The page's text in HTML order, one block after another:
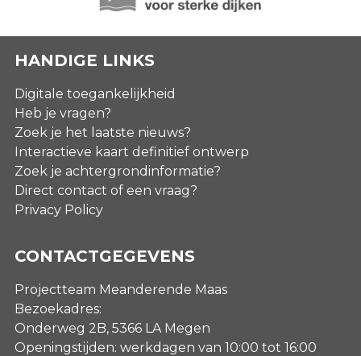
HANDIGE LINKS
Digitale toegankelijkheid
Heb je vragen?
Zoek je het laatste nieuws?
Interactieve kaart definitief ontwerp
Zoek je achtergrondinformatie?
Direct contact of een vraag?
Privacy Policy
CONTACTGEGEVENS
Projectteam Meanderende Maas
Bezoekadres:
Onderweg 2B, 5366 LA Megen
Openingstijden: werkdagen van 10:00 tot 16:00